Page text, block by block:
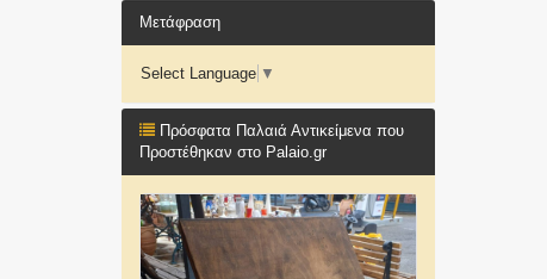
Μετάφραση
Select Language ▼
Πρόσφατα Παλαιά Αντικείμενα που
Προστέθηκαν στο Palaio.gr